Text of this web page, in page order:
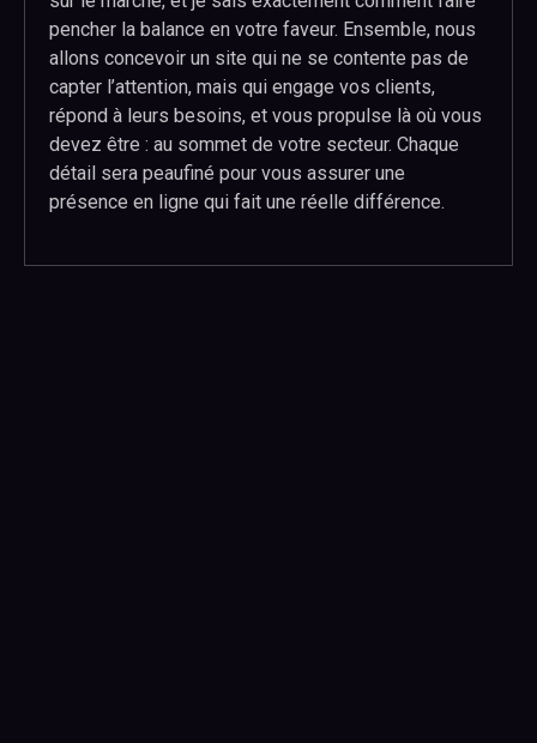
pencher la balance en votre faveur. Ensemble, nous
allons concevoir un site qui ne se contente pas de
capter l’attention, mais qui engage vos clients,
répond à leurs besoins, et vous propulse là où vous
devez être : au sommet de votre secteur. Chaque
détail sera peaufiné pour vous assurer une
présence en ligne qui fait une réelle différence.